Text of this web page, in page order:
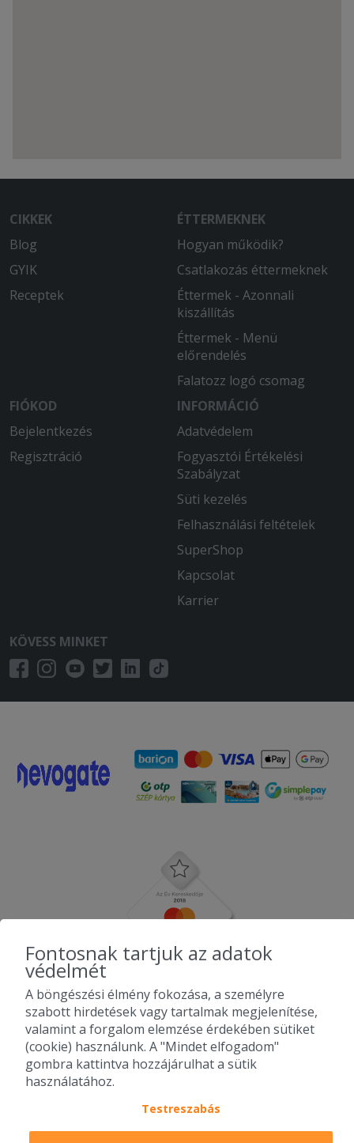
CIKKEK
Blog
GYIK
Receptek
ÉTTERMEKNEK
Hogyan működik?
Csatlakozás éttermeknek
Éttermek - Azonnali
kiszállítás
Éttermek - Menü
előrendelés
Falatozz logó csomag
FIÓKOD
Bejelentkezés
Regisztráció
INFORMÁCIÓ
Adatvédelem
Fogyasztói Értékelési
Szabályzat
Süti kezelés
Felhasználási feltételek
SuperShop
Kapcsolat
Karrier
KÖVESS MINKET
2010-2026 Copyright - Falatozz.hu - Diston-line Kft.
Fontosnak tartjuk az adatok
védelmét
A böngészési élmény fokozása, a személyre
szabott hirdetések vagy tartalmak megjelenítése,
valamint a forgalom elemzése érdekében sütiket
(cookie) használunk. A "Mindet elfogadom"
gombra kattintva hozzájárulhat a sütik
használatához.
Testreszabás